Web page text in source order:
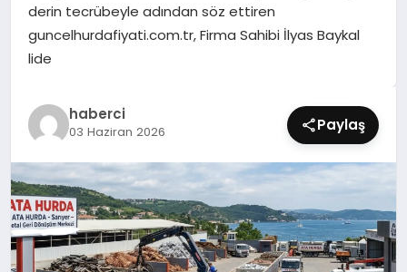
TEKNOLOJI
derin tecrübeyle adından söz ettiren
guncelhurdafiyati.com.tr, Firma Sahibi İlyas Baykal
lide
haberci
03 Haziran 2026 Paylaş